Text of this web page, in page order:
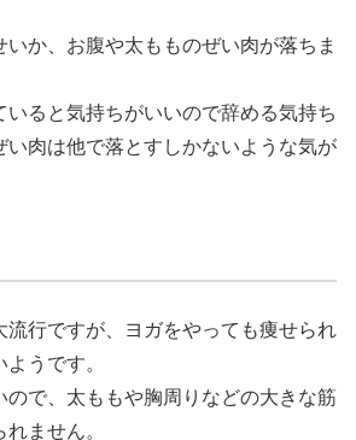
か、お腹や太もものぜい肉が落ちま
いると気持ちがいいので辞める気持ち
い肉は他で落とすしかないような気が
流行ですが、ヨガをやっても痩せられ
うです。
ので、太ももや胸周りなどの大きな筋
ません。